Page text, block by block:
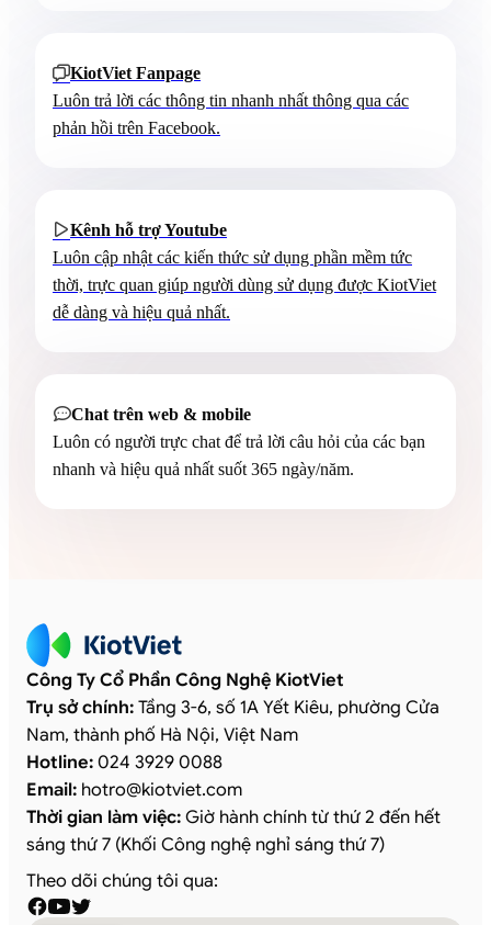
KiotViet Fanpage
Luôn trả lời các thông tin nhanh nhất thông qua các
phản hồi trên Facebook.
Kênh hỗ trợ Youtube
Luôn cập nhật các kiến thức sử dụng phần mềm tức
thời, trực quan giúp người dùng sử dụng được KiotViet
dễ dàng và hiệu quả nhất.
Chat trên web & mobile
Luôn có người trực chat để trả lời câu hỏi của các bạn
nhanh và hiệu quả nhất suốt 365 ngày/năm.
Công Ty Cổ Phần Công Nghệ KiotViet
Trụ sở chính: Tầng 3-6, số 1A Yết Kiêu, phường Cửa
Nam, thành phố Hà Nội, Việt Nam
Hotline: 024 3929 0088
Email: hotro@kiotviet.com
Thời gian làm việc: Giờ hành chính từ thứ 2 đến hết
sáng thứ 7 (Khối Công nghệ nghỉ sáng thứ 7)
Theo dõi chúng tôi qua: